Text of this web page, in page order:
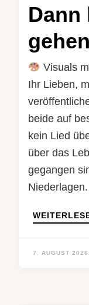
Dann
gehen
Visuals
Ihr Lieben,
beide auf
kein Lied
über das
gegangen
7. AUGUST 2026